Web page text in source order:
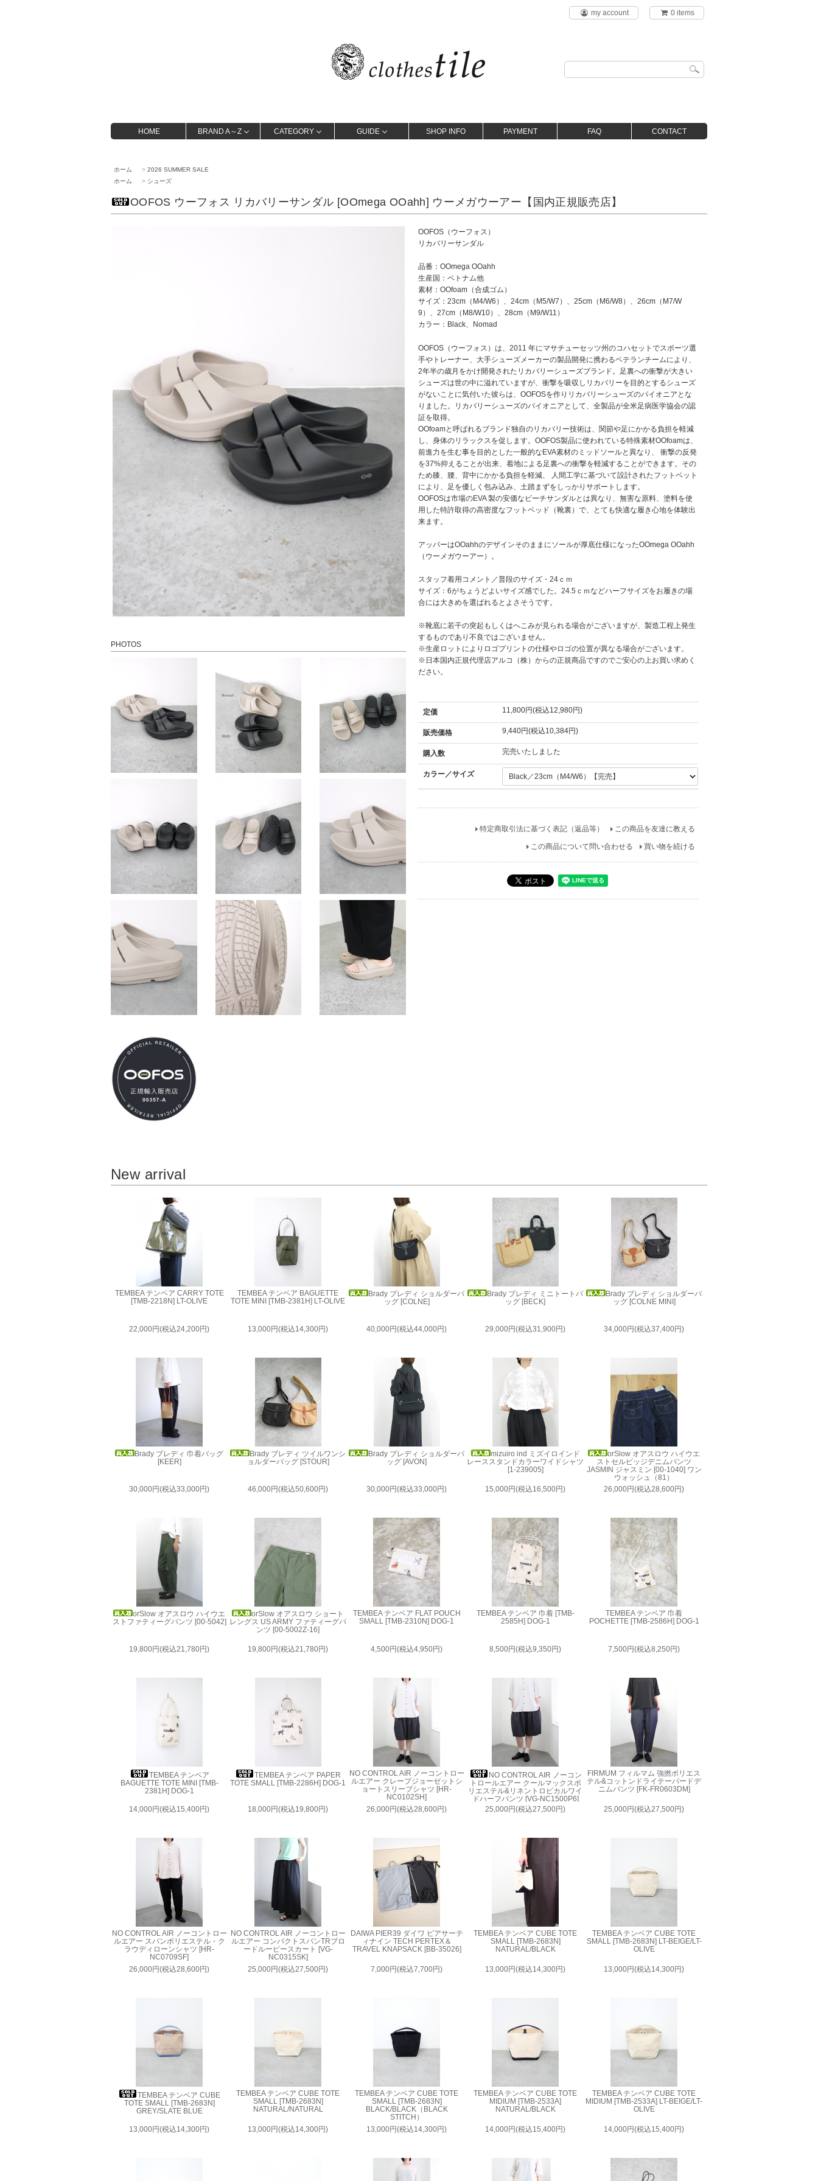
my account 0 items
HOME BRAND A～Z CATEGORY GUIDE SHOP INFO PAYMENT FAQ CONTACT
ホーム > 2026 SUMMER SALE
ホーム
> シューズ
OOFOS ウーフォス リカバリーサンダル [OOmega OOahh] ウーメガウーアー【国内正規販売店】
PHOTOS
OOFOS（ウーフォス）
リカバリーサンダル
品番：OOmega OOahh
生産国：ベトナム他
素材：OOfoam（合成ゴム）
サイズ：23cm（M4/W6）、24cm（M5/W7）、25cm（M6/W8）、26cm（M7/W
9）、27cm（M8/W10）、28cm（M9/W11）
カラー：Black、Nomad
OOFOS（ウーフォス）は、2011 年にマサチューセッツ州のコハセットでスポーツ選
手やトレーナー、大手シューズメーカーの製品開発に携わるベテランチームにより、
2年半の歳月をかけ開発されたリカバリーシューズブランド。足裏への衝撃が大きい
シューズは世の中に溢れていますが、衝撃を吸収しリカバリーを目的とするシューズ
がないことに気付いた彼らは、OOFOSを作りリカバリーシューズのパイオニアとな
りました。リカバリーシューズのパイオニアとして、全製品が全米足病医学協会の認
証を取得。
OOfoamと呼ばれるブランド独自のリカバリー技術は、関節や足にかかる負担を軽減
し、身体のリラックスを促します。OOFOS製品に使われている特殊素材OOfoamは、
前進力を生む事を目的とした一般的なEVA素材のミッドソールと異なり、 衝撃の反発
を37%抑えることが出来、着地による足裏への衝撃を軽減することができます。その
ため膝、腰、背中にかかる負担を軽減、 人間工学に基づいて設計されたフットベット
により、足を優しく包み込み、土踏まずをしっかりサポートします。
OOFOSは市場のEVA 製の安価なビーチサンダルとは異なり、無害な原料、塗料を使
用した特許取得の高密度なフットベッド（靴裏）で、とても快適な履き心地を体験出
来ます。
アッパーはOOahhのデザインそのままにソールが厚底仕様になったOOmega OOahh
（ウーメガウーアー）。
スタッフ着用コメント／普段のサイズ・24ｃｍ
サイズ：6がちょうどよいサイズ感でした。24.5ｃｍなどハーフサイズをお履きの場
合には大きめを選ばれるとよさそうです。
※靴底に若干の突起もしくはへこみが見られる場合がございますが、製造工程上発生
するものであり不良ではございません。
※生産ロットによりロゴプリントの仕様やロゴの位置が異なる場合がございます。
※日本国内正規代理店アルコ（株）からの正規商品ですのでご安心の上お買い求めく
ださい。
定価 11,800円(税込12,980円)
販売価格 9,440円(税込10,384円)
購入数 完売いたしました
カラー／サイズ
特定商取引法に基づく表記（返品等） この商品を友達に教える
この商品について問い合わせる 買い物を続ける
New arrival
TEMBEA テンベア CARRY TOTE
[TMB-2218N] LT-OLIVE
22,000円(税込24,200円)
TEMBEA テンベア BAGUETTE
TOTE MINI [TMB-2381H] LT-OLIVE
13,000円(税込14,300円)
Brady ブレディ ショルダーバ
ッグ [COLNE]
40,000円(税込44,000円)
Brady ブレディ ミニトートバ
ッグ [BECK]
29,000円(税込31,900円)
Brady ブレディ ショルダーバ
ッグ [COLNE MINI]
34,000円(税込37,400円)
Brady ブレディ 巾着バッグ
[KEER]
30,000円(税込33,000円)
Brady ブレディ ツイルワンシ
ョルダーバッグ [STOUR]
46,000円(税込50,600円)
Brady ブレディ ショルダーバ
ッグ [AVON]
30,000円(税込33,000円)
mizuiro ind ミズイロインド
レーススタンドカラーワイドシャツ
[1-239005]
15,000円(税込16,500円)
orSlow オアスロウ ハイウエ
ストセルビッジデニムパンツ
JASMIN ジャスミン [00-1040] ワン
ウォッシュ（81）
26,000円(税込28,600円)
orSlow オアスロウ ハイウエ
ストファティーグパンツ [00-5042]
19,800円(税込21,780円)
orSlow オアスロウ ショート
レングス US ARMY ファティーグパ
ンツ [00-5002Z-16]
19,800円(税込21,780円)
TEMBEA テンベア FLAT POUCH
SMALL [TMB-2310N] DOG-1
4,500円(税込4,950円)
TEMBEA テンベア 巾着 [TMB-
2585H] DOG-1
8,500円(税込9,350円)
TEMBEA テンベア 巾着
POCHETTE [TMB-2586H] DOG-1
7,500円(税込8,250円)
TEMBEA テンベア
BAGUETTE TOTE MINI [TMB-
2381H] DOG-1
14,000円(税込15,400円)
TEMBEA テンベア PAPER
TOTE SMALL [TMB-2286H] DOG-1
18,000円(税込19,800円)
NO CONTROL AIR ノーコントロー
ルエアー クレープジョーゼットシ
ョートスリーブシャツ [HR-
NC0102SH]
26,000円(税込28,600円)
NO CONTROL AIR ノーコン
トロールエアー クールマックスポ
リエステル&リネントロピカルワイ
ドハーフパンツ [VG-NC1500P6]
25,000円(税込27,500円)
FIRMUM フィルマム 強撚ポリエス
テル&コットンドライテーパードデ
ニムパンツ [FK-FR0603DM]
25,000円(税込27,500円)
NO CONTROL AIR ノーコントロー
ルエアー スパンポリエステル・ク
ラウディローンシャツ [HR-
NC0709SF]
26,000円(税込28,600円)
NO CONTROL AIR ノーコントロー
ルエアー コンパクトスパンTRブロ
ードルーピースカート [VG-
NC0315SK]
25,000円(税込27,500円)
DAIWA PIER39 ダイワ ピアサーテ
ィナイン TECH PERTEX＆
TRAVEL KNAPSACK [BB-35026]
7,000円(税込7,700円)
TEMBEA テンベア CUBE TOTE
SMALL [TMB-2683N]
NATURAL/BLACK
13,000円(税込14,300円)
TEMBEA テンベア CUBE TOTE
SMALL [TMB-2683N] LT-BEIGE/LT-
OLIVE
13,000円(税込14,300円)
TEMBEA テンベア CUBE
TOTE SMALL [TMB-2683N]
GREY/SLATE BLUE
13,000円(税込14,300円)
TEMBEA テンベア CUBE TOTE
SMALL [TMB-2683N]
NATURAL/NATURAL
13,000円(税込14,300円)
TEMBEA テンベア CUBE TOTE
SMALL [TMB-2683N]
BLACK/BLACK（BLACK
STITCH）
13,000円(税込14,300円)
TEMBEA テンベア CUBE TOTE
MIDIUM [TMB-2533A]
NATURAL/BLACK
14,000円(税込15,400円)
TEMBEA テンベア CUBE TOTE
MIDIUM [TMB-2533A] LT-BEIGE/LT-
OLIVE
14,000円(税込15,400円)